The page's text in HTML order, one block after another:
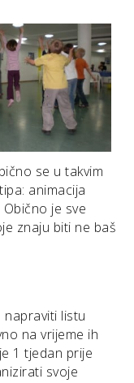
se u takvim
animacija
je sve
znaju biti ne baš
listu
na vrijeme ih
1 tjedan prije
svoje